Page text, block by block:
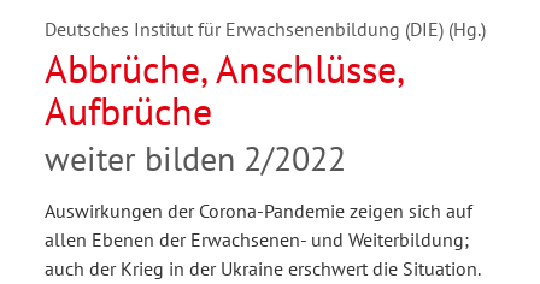
Deutsches Institut für Erwachsenenbildung (DIE) (Hg.)
Abbrüche, Anschlüsse,
Aufbrüche
weiter bilden 2/2022
Auswirkungen der Corona-Pandemie zeigen sich auf
allen Ebenen der Erwachsenen- und Weiterbildung;
auch der Krieg in der Ukraine erschwert die Situation.